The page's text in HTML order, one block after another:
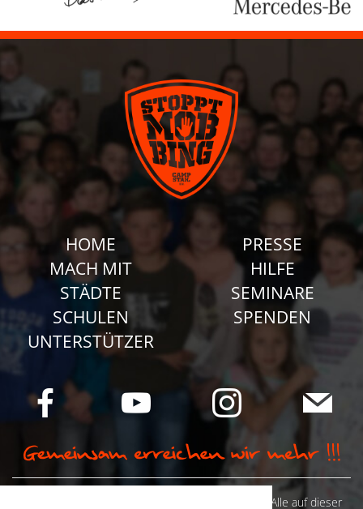
HOME
MACH MIT
STÄDTE
SCHULEN
UNTERSTÜTZER
PRESSE
HILFE
SEMINARE
SPENDEN
© Camp Stahl e.V. 2026 alle Rechte vorbehalten: Alle auf dieser